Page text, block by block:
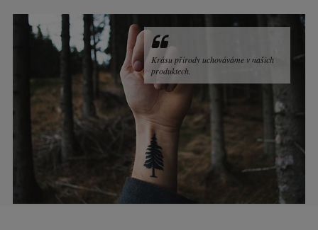
Krásu přírody uchováváme v našich
produktech.